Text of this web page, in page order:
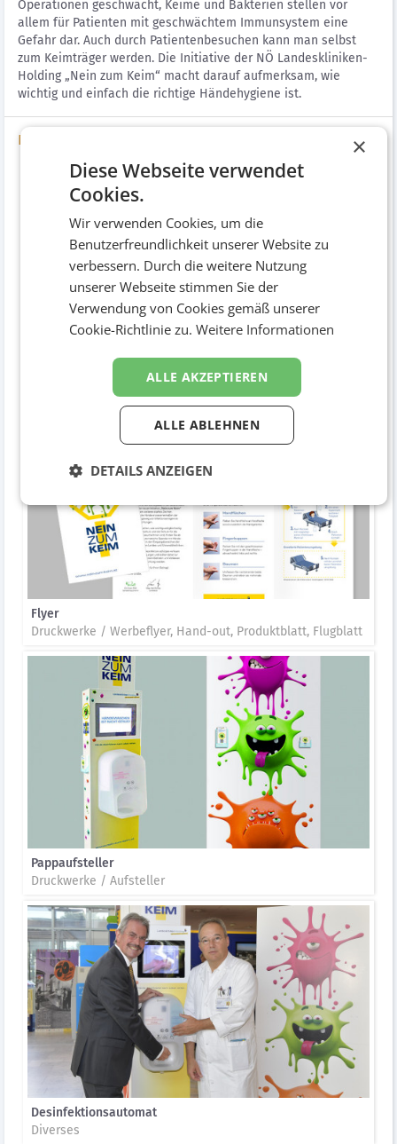
Operationen geschwächt, Keime und Bakterien stellen vor
allem für Patienten mit geschwächtem Immunsystem eine
Gefahr dar. Auch durch Patientenbesuchen kann man selbst
zum Keimträger werden. Die Initiative der NÖ Landeskliniken-
Holding „Nein zum Keim“ macht darauf aufmerksam, wie
wichtig und einfach die richtige Händehygiene ist.
Bilder
Druckwerke / Poster
Flyer
Druckwerke / Werbeflyer, Hand-out, Produktblatt, Flugblatt
Pappaufsteller
Druckwerke / Aufsteller
Desinfektionsautomat
Diverses
×
Diese Webseite verwendet
Cookies.
Wir verwenden Cookies, um die
Benutzerfreundlichkeit unserer Website zu
verbessern. Durch die weitere Nutzung
unserer Webseite stimmen Sie der
Verwendung von Cookies gemäß unserer
Cookie-Richtlinie zu. Weitere Informationen
ALLE AKZEPTIEREN
ALLE ABLEHNEN
DETAILS ANZEIGEN